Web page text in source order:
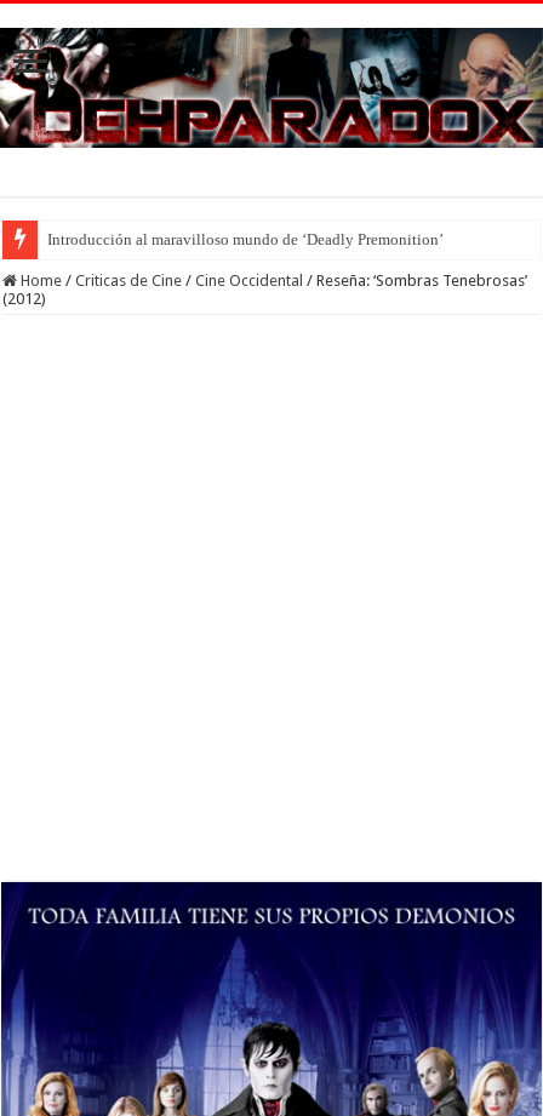
Introducción al maravilloso mundo de ‘Deadly Premonition’
Home / Criticas de Cine / Cine Occidental / Reseña: ‘Sombras Tenebrosas’
(2012)